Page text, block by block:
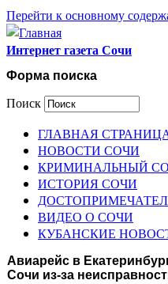
Перейти к основному
Интернет газета Сочи
Форма поиска
Поиск
ГЛАВНАЯ
НОВОСТИ СОЧИ
КРИМИНАЛЬНЫЙ
ИСТОРИЯ СОЧИ
ВИДЕО О СОЧИ
КУБАНСКИЕ
Авиарейс в
Сочи из-за